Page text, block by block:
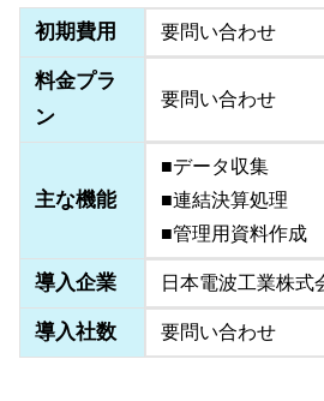
初期費用 要問い合わせ
料金プラ
ン
要問い合わせ
主な機能
■データ収集
■連結決算処理
■管理用資料作成
導入企業 日本電波工業株式
導入社数 要問い合わせ